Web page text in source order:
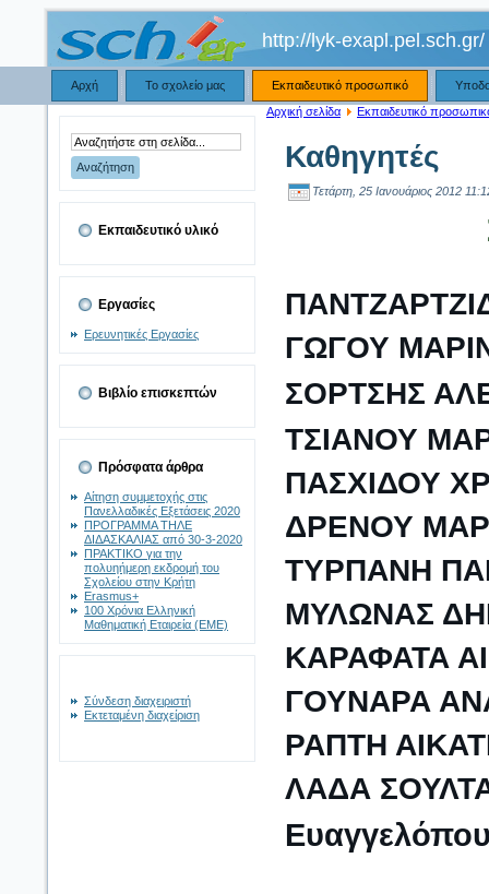
http://lyk-exapl.pel.sch.gr/
Αρχή Το σχολείο μας Εκπαιδευτικό προσωπικό
Εκπαιδευτικό υλικό
Εργασίες
Ερευνητικές Εργασίες
Βιβλίο επισκεπτών
Πρόσφατα άρθρα
Αίτηση συμμετοχής στις
Πανελλαδικές Εξετάσεις 2020
ΠΡΟΓΡΑΜΜΑ ΤΗΛΕ
ΔΙΔΑΣΚΑΛΙΑΣ από 30-3-2020
ΠΡΑΚΤΙΚΟ για την
πολυηήμερη εκδρομή του
Σχολείου στην Κρήτη
Erasmus+
100 Χρόνια Ελληνική
Μαθηματική Εταιρεία (ΕΜΕ)
Σύνδεση διαχειριστή
Εκτεταμένη διαχείριση
Αρχική σελίδα Εκπαιδευτικό
Καθηγητές
Τετάρτη, 25 Ιανουάριος 2012
ΓΩΓΟΥ
ΣΟΡΤΣΗΣ
ΤΣΙΑΝΟΥ
ΠΑΣΧΙΔΟΥ
ΔΡΕΝΟΥ
ΤΥΡΠΑΝΗ
ΜΥΛΩΝΑΣ
ΚΑΡΑΦΑΤΑ
ΓΟΥΝΑΡΑ
ΡΑΠΤΗ
ΛΑΔΑ